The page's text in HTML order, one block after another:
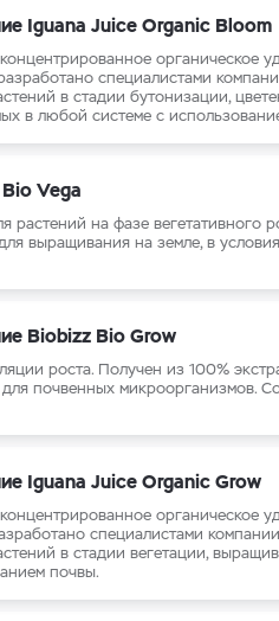
Iguana Juice Organic Bloom
органическое
специалистами
в стадии бутонизации,
в любой системе с
Vega
растений на фазе вегетативного
выращивания на земле, в
Biobizz Bio Grow
роста. Получен из 100%
почвенных микроорганизмов.
Iguana Juice Organic Grow
органическое
специалистами
в стадии вегетации,
почвы.